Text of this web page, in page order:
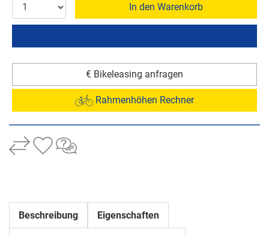
In den Warenkorb
€ Bikeleasing anfragen
Rahmenhöhen Rechner
Beschreibung Eigenschaften